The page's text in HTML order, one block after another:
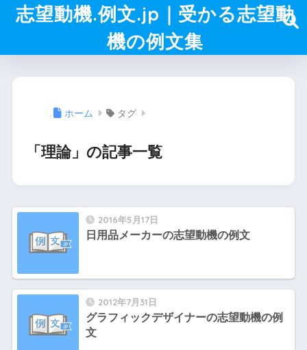
志望動機.例文.jp｜受かる志望動
機の例文集
ホーム タグ
「理論」の記事一覧
2016年5月17日
日用品メーカーの志望動機の例文
2012年7月31日
グラフィックデザイナーの志望動機の例
文